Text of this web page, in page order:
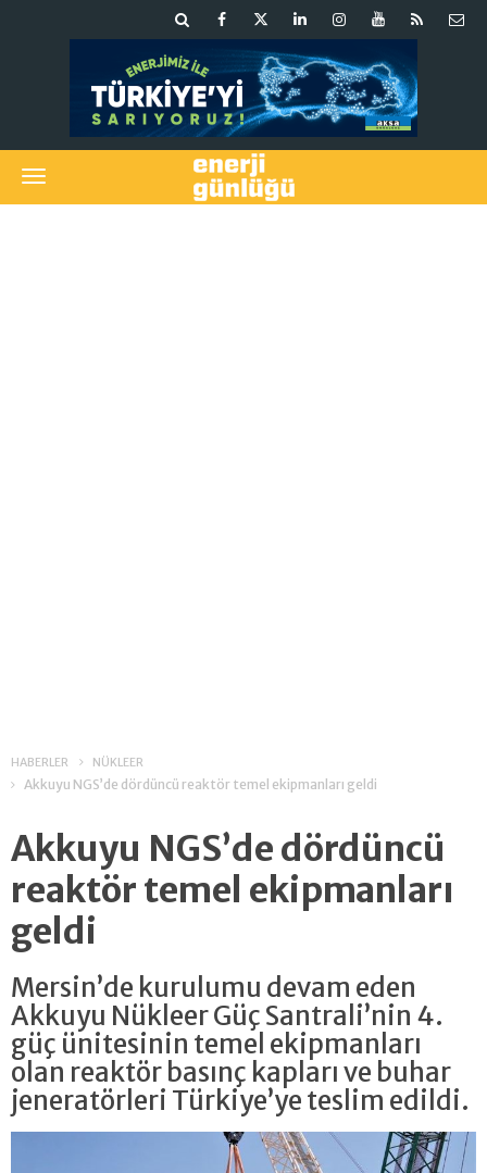
HABERLER NÜKLEER
Akkuyu NGS’de dördüncü reaktör temel ekipmanları geldi
Akkuyu NGS’de dördüncü
reaktör temel ekipmanları
geldi
Mersin’de kurulumu devam eden
Akkuyu Nükleer Güç Santrali’nin 4.
güç ünitesinin temel ekipmanları
olan reaktör basınç kapları ve buhar
jeneratörleri Türkiye’ye teslim edildi.